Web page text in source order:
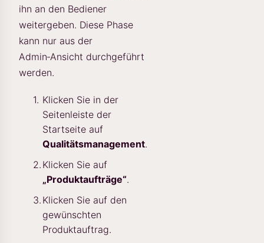
ihn an den Bediener
weitergeben. Diese Phase
kann nur aus der
Admin‑Ansicht durchgeführt
werden.
Klicken Sie in der
Seitenleiste der
Startseite auf
Qualitätsmanagement.
Klicken Sie auf
„Produktaufträge“.
Klicken Sie auf den
gewünschten
Produktauftrag.